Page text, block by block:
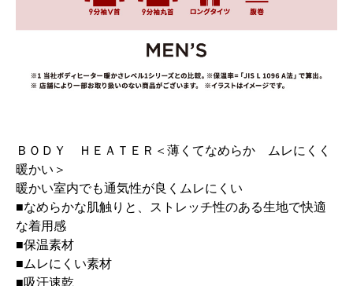
ＢＯＤＹ ＨＥＡＴＥＲ＜薄くてなめらか ムレにくく
暖かい＞
暖かい室内でも通気性が良くムレにくい
■なめらかな肌触りと、ストレッチ性のある生地で快適
な着用感
■保温素材
■ムレにくい素材
■吸汗速乾